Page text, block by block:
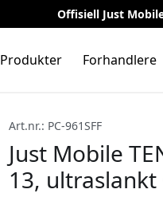
Offisiell Just
Produkter Forhandlere
Art.nr.: PC-961SFF
Just Mobile
13,